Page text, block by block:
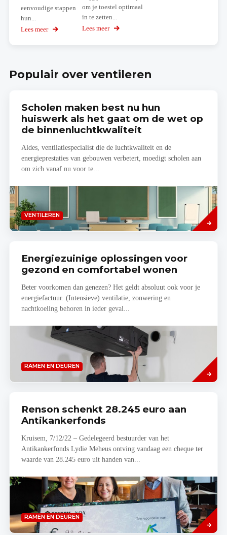
eenvoudige stappen
hun...
Lees meer over
om je toestel optimaal
in te zetten...
Lees meer over
optimaal
in
Populair over ventileren
Scholen maken best nu hun
huiswerk als het gaat om de wet op
de binnenluchtkwaliteit
Aldes, ventilatiespecialist die de luchtkwaliteit en de
energieprestaties van gebouwen verbetert, moedigt scholen aan
om zich vanaf nu voor te...
VENTILEREN
meer
Energiezuinige oplossingen voor
gezond en comfortabel wonen
Beter voorkomen dan genezen? Het geldt absoluut ook voor je
energiefactuur. (Intensieve) ventilatie, zonwering en
nachtkoeling behoren in ieder geval...
RAMEN EN DEUREN
meer
Renson schenkt 28.245 euro aan
Antikankerfonds
Kruisem, 7/12/22 – Gedelegeerd bestuurder van het
Antikankerfonds Lydie Meheus ontving vandaag een cheque ter
waarde van 28.245 euro uit handen van...
RAMEN EN DEUREN
Lees
meer